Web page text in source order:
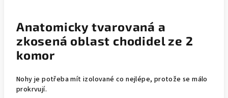
Anatomicky tvarovaná a
zkosená oblast chodidel ze 2
komor
Nohy je potřeba mít izolované co nejlépe, protože se málo
prokrvují.